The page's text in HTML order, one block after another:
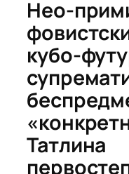
Нео-
кубо-